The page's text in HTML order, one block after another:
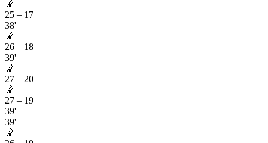
🤾
25 – 17
38'
🤾
26 – 18
39'
🤾
27 – 20
🤾
27 – 19
39'
39'
🤾